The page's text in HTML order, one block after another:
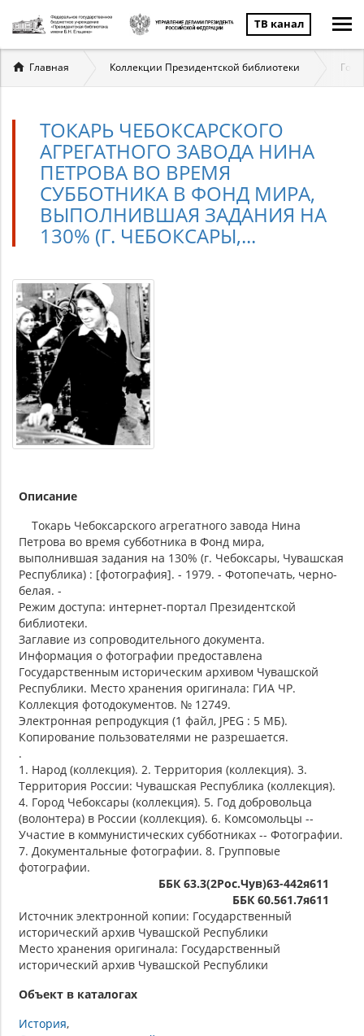
ТВ канал
Вы
здесь
Главная Коллекции Президентской библиотеки
ТОКАРЬ ЧЕБОКСАРСКОГО
АГРЕГАТНОГО ЗАВОДА НИНА
ПЕТРОВА ВО ВРЕМЯ
СУББОТНИКА В ФОНД МИРА,
ВЫПОЛНИВШАЯ ЗАДАНИЯ НА
130% (Г. ЧЕБОКСАРЫ,...
Описание
Токарь Чебоксарского агрегатного завода Нина
Петрова во время субботника в Фонд мира,
выполнившая задания на 130% (г. Чебоксары, Чувашская
Республика) : [фотография]. - 1979. - Фотопечать, черно-
белая. -
Режим доступа: интернет-портал Президентской
библиотеки.
Заглавие из сопроводительного документа.
Информация о фотографии предоставлена
Государственным историческим архивом Чувашской
Республики. Место хранения оригинала: ГИА ЧР.
Коллекция фотодокументов. № 12749.
Электронная репродукция (1 файл, JPEG : 5 МБ).
Копирование пользователями не разрешается.
.
1. Народ (коллекция). 2. Территория (коллекция). 3.
Территория России: Чувашская Республика (коллекция).
4. Город Чебоксары (коллекция). 5. Год добровольца
(волонтера) в России (коллекция). 6. Комсомольцы --
Участие в коммунистических субботниках -- Фотографии.
7. Документальные фотографии. 8. Групповые
фотографии.
ББК 63.3(2Рос.Чув)63-442я611
ББК 60.561.7я611
Источник электронной копии: Государственный
исторический архив Чувашской Республики
Место хранения оригинала: Государственный
исторический архив Чувашской Республики
Объект в каталогах
История